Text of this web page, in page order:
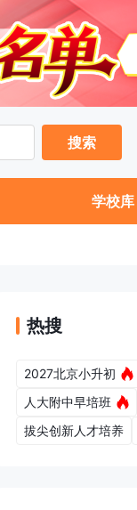
搜索
学校库
热搜
2027北京小升初
人大附中早培班
拔尖创新人才培养